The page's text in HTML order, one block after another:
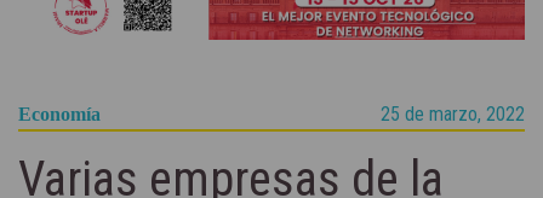
Economía 25 de marzo, 2022
Varias empresas de la